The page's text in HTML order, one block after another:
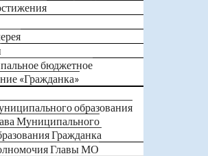
бюджетное
«Гражданка»
образования
Муниципального
Гражданка
Главы МО